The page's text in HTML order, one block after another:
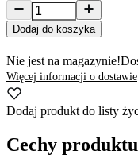
Dodaj do koszyka
Nie jest na magazynie!
Więcej informacji o dostawie
Dodaj produkt do listy
Cechy produktu